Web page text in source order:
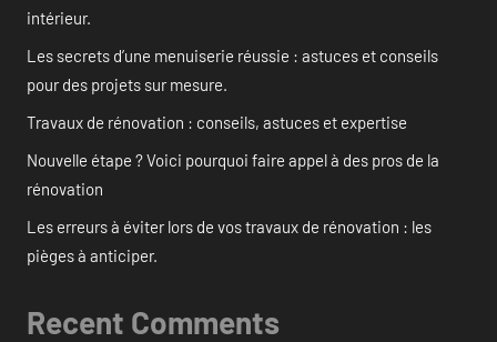
intérieur.
Les secrets d’une menuiserie réussie : astuces et conseils
pour des projets sur mesure.
Travaux de rénovation : conseils, astuces et expertise
Nouvelle étape ? Voici pourquoi faire appel à des pros de la
rénovation
Les erreurs à éviter lors de vos travaux de rénovation : les
pièges à anticiper.
Recent Comments